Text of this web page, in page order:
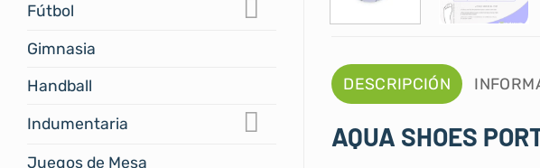
Fútbol
Gimnasia
Handball
Indumentaria
Juegos de Mesa
DESCRIPCIÓN
AQUA SHOES